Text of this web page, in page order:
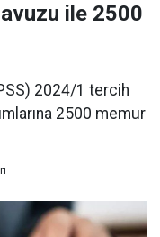
ile 2500
2024/1 tercih
2500 memur